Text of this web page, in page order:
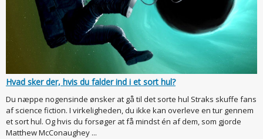
Hvad sker der, hvis du falder ind i et sort hul?
Du næppe nogensinde ønsker at gå til det sorte hul Straks skuffe fans
af science fiction. I virkeligheden, du ikke kan overleve en tur gennem
et sort hul. Og hvis du forsøger at få mindst én af dem, som gjorde
Matthew McConaughey ...